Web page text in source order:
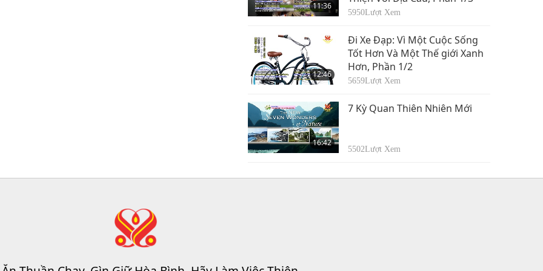
11:36
5950Lượt Xem
12:46
Đi Xe Đạp: Vì Một Cuộc Sống
Tốt Hơn Và Một Thế giới Xanh
Hơn, Phần 1/2
5659Lượt Xem
16:42
7 Kỳ Quan Thiên Nhiên Mới
5502Lượt Xem